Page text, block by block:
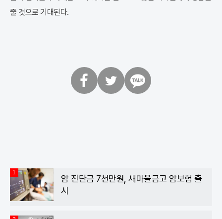
줄 것으로 기대된다.
1
암 진단금 7천만원, 새마을금고 암보험 출
시